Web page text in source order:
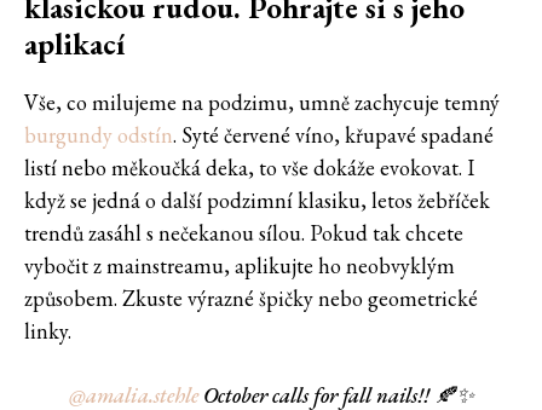
aplikací
Vše, co milujeme na podzimu, umně zachycuje temný
burgundy odstín. Syté červené víno, křupavé spadané
listí nebo měkoučká deka, to vše dokáže evokovat. I
když se jedná o další podzimní klasiku, letos žebříček
trendů zasáhl s nečekanou sílou. Pokud tak chcete
vybočit z mainstreamu, aplikujte ho neobvyklým
způsobem. Zkuste výrazné špičky nebo geometrické
linky.
@amalia.stehleOctober calls for fall nails!! 🍂✨